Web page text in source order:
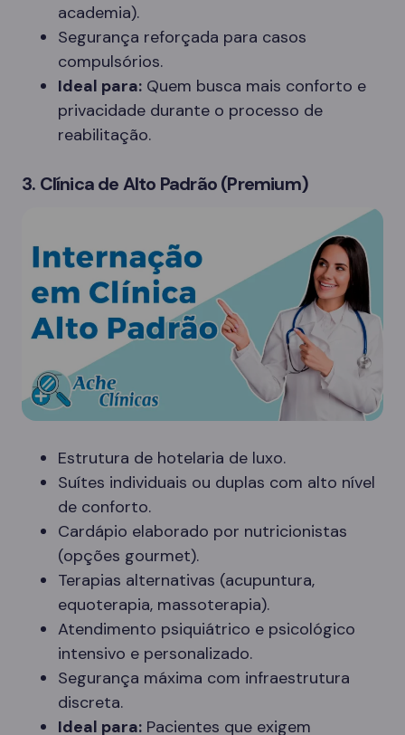
academia).
Segurança reforçada para casos
compulsórios.
Ideal para: Quem busca mais conforto e
privacidade durante o processo de
reabilitação.
3. Clínica de Alto Padrão (Premium)
Estrutura de hotelaria de luxo.
Suítes individuais ou duplas com alto nível
de conforto.
Cardápio elaborado por nutricionistas
(opções gourmet).
Terapias alternativas (acupuntura,
equoterapia, massoterapia).
Atendimento psiquiátrico e psicológico
intensivo e personalizado.
Segurança máxima com infraestrutura
discreta.
Ideal para: Pacientes que exigem